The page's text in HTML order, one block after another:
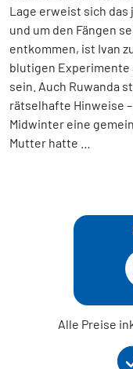
Lage erweist sich
und um den Fängen
entkommen, ist Ivan
blutigen Experimente
sein. Auch Ruwanda
rätselhafte Hinweise
Midwinter eine
Mutter hatte …
Alle Preise